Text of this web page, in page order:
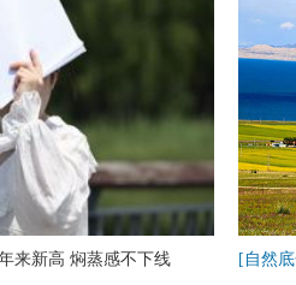
来新高 焖蒸感不下线
[自然